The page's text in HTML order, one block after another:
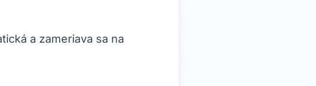
a zameriava sa na